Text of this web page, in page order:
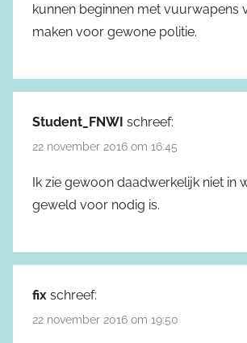
kunnen beginnen met vuurwapens
maken voor gewone politie.
Student_FNWI schreef:
22 november 2016 om 16:45
Ik zie gewoon daadwerkelijk niet in
geweld voor nodig is.
fix schreef:
22 november 2016 om 19:50